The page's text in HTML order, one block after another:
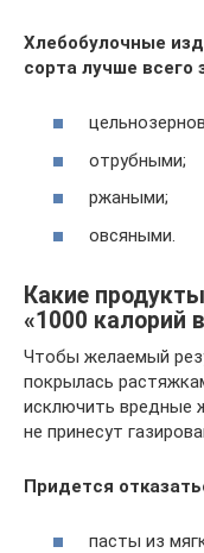
Хлебобулочные
сорта лучше всего
отрубными;
ржаными;
овсяными.
Какие
«1000 калорий
Чтобы желаемый
покрылась
исключить вредные
не принесут
Придется
пасты из